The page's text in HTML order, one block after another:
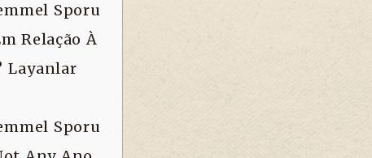
Sporu
Relação À
Layanlar
Sporu